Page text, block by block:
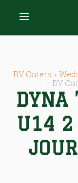
BV Oaters >
– BV
DYNA
U14 2